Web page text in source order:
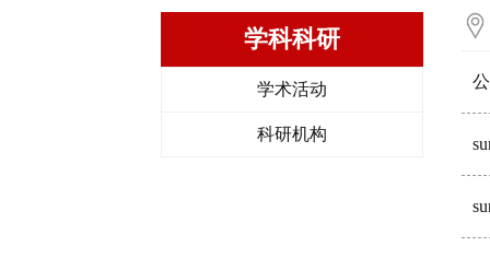
学科科研
学术活动
科研机构